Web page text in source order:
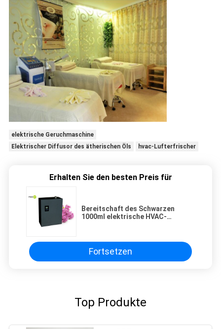
elektrische Geruchmaschine
Elektrischer Diffusor des ätherischen Öls
hvac-Lufterfrischer
Erhalten Sie den besten Preis für
Bereitschaft des Schwarzen
1000ml elektrische HVAC-
Fortsetzen
Top Produkte